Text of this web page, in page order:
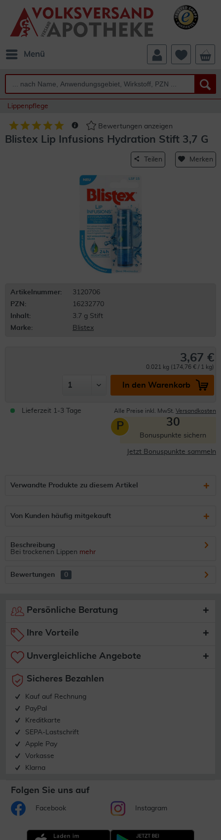
Menü
Lippenpflege
Bewertungen anzeigen
Blistex Lip Infusions Hydration Stift 3,7 G
Teilen Merken
Artikelnummer:
3120706
PZN:
16232770
Inhalt:
3.7 g Stift
Marke:
Blistex
3,67 €
0.021 kg (174,76 € / 1 kg)
In den Warenkorb
Lieferzeit 1-3 Tage Alle Preise inkl. MwSt. Versandkosten
P 30
Bonuspunkte sichern
Jetzt Bonuspunkte sammeln
Verwandte Produkte zu diesem Artikel
Von Kunden häufig mitgekauft
Beschreibung
Bei trockenen Lippen mehr
Bewertungen 0
Persönliche Beratung
Ihre Vorteile
Unvergleichliche Angebote
Sicheres Bezahlen
Kauf auf Rechnung
PayPal
Kreditkarte
SEPA-Lastschrift
Apple Pay
Vorkasse
Klarna
Folgen Sie uns auf
Facebook Instagram